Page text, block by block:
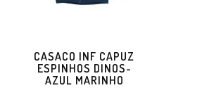
CASACO INF CAPUZ
ESPINHOS DINOS-
AZUL MARINHO